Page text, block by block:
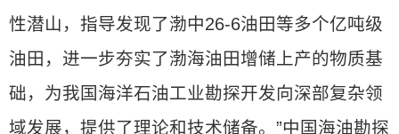
性潜山，指导发现了渤中26-6油田等多个亿吨级
油田，进一步夯实了渤海油田增储上产的物质基
础，为我国海洋石油工业勘探开发向深部复杂领
域发展，提供了理论和技术储备。”中国海油勘探